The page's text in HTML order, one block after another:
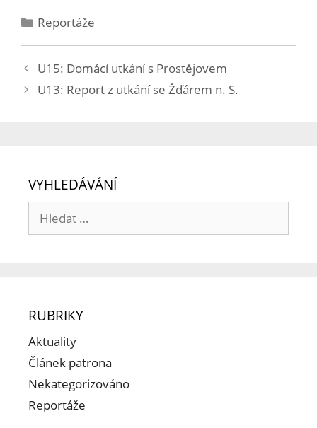
Reportáže
U15: Domácí utkání s Prostějovem
U13: Report z utkání se Žďárem n. S.
VYHLEDÁVÁNÍ
RUBRIKY
Aktuality
Článek patrona
Nekategorizováno
Reportáže